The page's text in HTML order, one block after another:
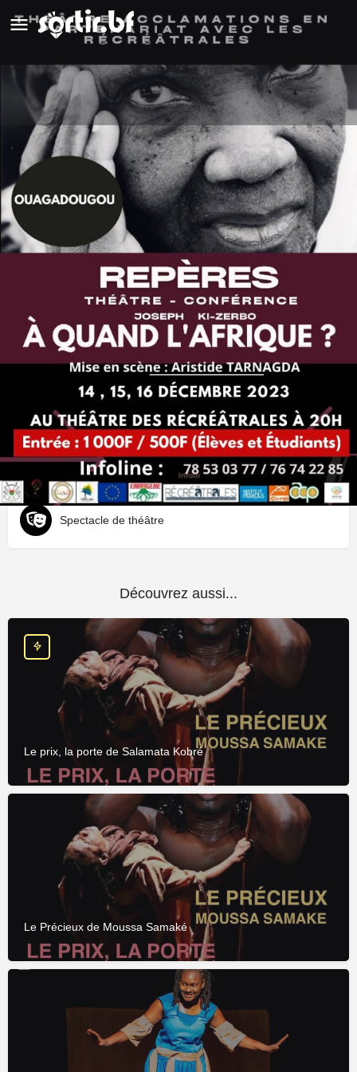
Repères : A quand l'Afrique ?
Laisser un avis Ajouter aux favoris
Description
Repère : A quand l'Afrique, un texte de Joseph Ky Zerbo, mis
en scène par Aristide Tarnagada
Siège des Récréatrales
Type d'événement
Spectacle de théâtre
Découvrez aussi...
Le prix, la porte de Salamata Kobré
Le Précieux de Moussa Samaké